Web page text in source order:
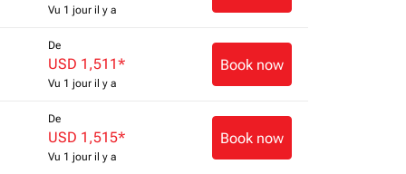
Vu 1 jour il y a
De
USD 1,511*
Vu 1 jour il y a
Book now
De
USD 1,515*
Vu 1 jour il y a
Book now